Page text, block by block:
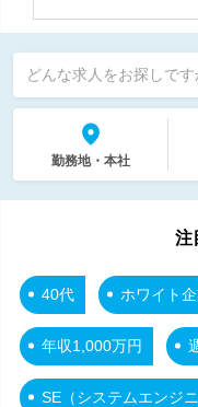
どんな求人をお探しです
勤務地・本社
注
40代 ホワイト
年収1,000万円
SE（システムエンジニ